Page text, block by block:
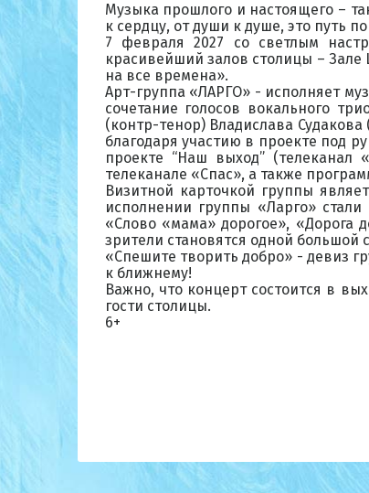
Музыка прошлого и настоящего –
к сердцу, от души к душе, это путь
7 февраля 2027 со светлым
красивейший залов столицы – Зале
на все времена».
Арт-группа «ЛАРГО» - исполняет
сочетание голосов вокального
(контр-тенор) Владислава
благодаря участию в проекте под
проекте “Наш выход” (телеканал
телеканале «Спас», а также
Визитной карточкой группы
исполнении группы «Ларго»
«Слово «мама» дорогое»,
зрители становятся одной большой
«Спешите творить добро» - девиз
к ближнему!
Важно, что концерт состоится в
гости столицы.
6+